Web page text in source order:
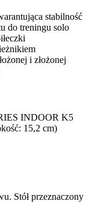
stabilność
do treningu solo
i złożonej
INDOOR K5
15,2 cm)
Stół przeznaczony